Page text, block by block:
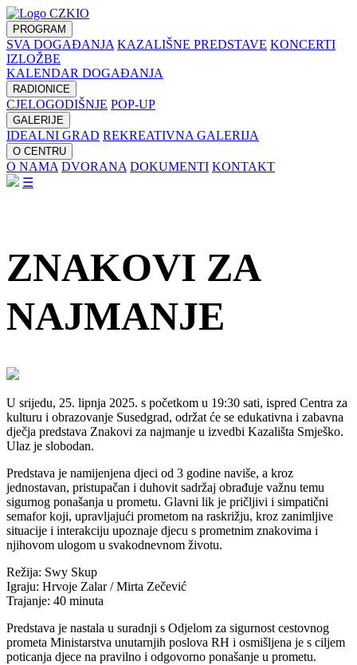
PROGRAM
SVA DOGAĐANJA KAZALIŠNE PREDSTAVE KONCERTI
IZLOŽBE
KALENDAR DOGAĐANJA
RADIONICE
CJELOGODIŠNJE POP-UP
GALERIJE
IDEALNI GRAD REKREATIVNA GALERIJA
O CENTRU
O NAMA DVORANA DOKUMENTI KONTAKT
☰
ZNAKOVI ZA
NAJMANJE
U srijedu, 25. lipnja 2025. s početkom u 19:30 sati, ispred Centra za
kulturu i obrazovanje Susedgrad, održat će se edukativna i zabavna
dječja predstava Znakovi za najmanje u izvedbi Kazališta Smješko.
Ulaz je slobodan.
Predstava je namijenjena djeci od 3 godine naviše, a kroz
jednostavan, pristupačan i duhovit sadržaj obrađuje važnu temu
sigurnog ponašanja u prometu. Glavni lik je pričljivi i simpatični
semafor koji, upravljajući prometom na raskrižju, kroz zanimljive
situacije i interakciju upoznaje djecu s prometnim znakovima i
njihovom ulogom u svakodnevnom životu.
Režija: Swy Skup
Igraju: Hrvoje Zalar / Mirta Zečević
Trajanje: 40 minuta
Predstava je nastala u suradnji s Odjelom za sigurnost cestovnog
prometa Ministarstva unutarnjih poslova RH i osmišljena je s ciljem
poticanja djece na pravilno i odgovorno ponašanje u prometu.